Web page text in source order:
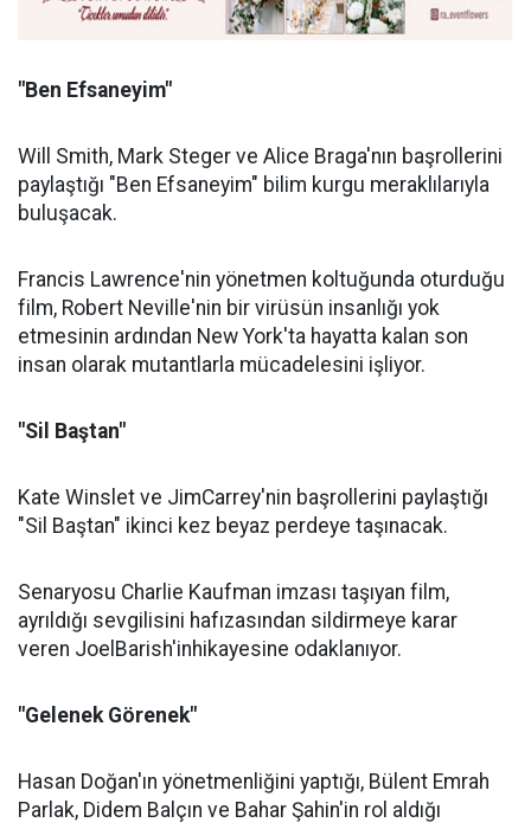
"Ben Efsaneyim"
Will Smith, Mark Steger ve Alice Braga'nın başrollerini
paylaştığı "Ben Efsaneyim" bilim kurgu meraklılarıyla
buluşacak.
Francis Lawrence'nin yönetmen koltuğunda oturduğu
film, Robert Neville'nin bir virüsün insanlığı yok
etmesinin ardından New York'ta hayatta kalan son
insan olarak mutantlarla mücadelesini işliyor.
"Sil Baştan"
Kate Winslet ve JimCarrey'nin başrollerini paylaştığı
"Sil Baştan" ikinci kez beyaz perdeye taşınacak.
Senaryosu Charlie Kaufman imzası taşıyan film,
ayrıldığı sevgilisini hafızasından sildirmeye karar
veren JoelBarish'inhikayesine odaklanıyor.
"Gelenek Görenek"
Hasan Doğan'ın yönetmenliğini yaptığı, Bülent Emrah
Parlak, Didem Balçın ve Bahar Şahin'in rol aldığı